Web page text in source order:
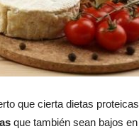
Cuídate
que cierta dietas proteicas
que también sean bajos en